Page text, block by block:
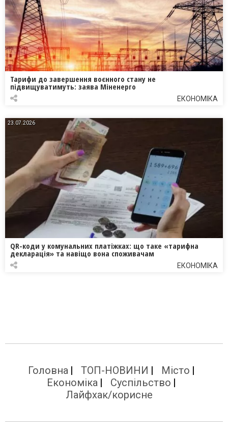
Тарифи до завершення воєнного стану не
підвищуватимуть: заява Міненерго
ЕКОНОМІКА
23.07.2026
QR-коди у комунальних платіжках: що таке «тарифна
декларація» та навіщо вона споживачам
ЕКОНОМІКА
Головна ТОП-НОВИНИ
Місто
Економіка
Суспільство
Лайфхак/корисне